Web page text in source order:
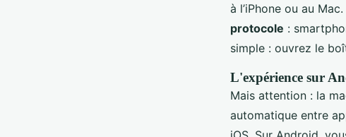
à l’iPhone ou au
protocole :
simple : ouvrez le
L'expérience sur
Mais attention : la
automatique entre